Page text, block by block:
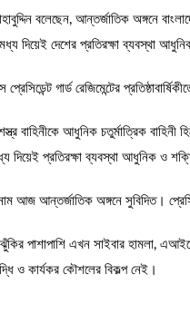
বলেছেন, আন্তর্জাতিক অঙ্গনে
দিয়েই দেশের প্রতিরক্ষা ব্যবস্থা
গার্ড রেজিমেন্টের
বাহিনীকে আধুনিক চতুর্মাত্রিক
দিয়েই প্রতিরক্ষা ব্যবস্থা আধুনিক ও
আজ আন্তর্জাতিক অঙ্গনে সুবিদিত।
পাশাপাশি এখন সাইবার হামলা,
ও কার্যকর কৌশলের বিকল্প নেই।